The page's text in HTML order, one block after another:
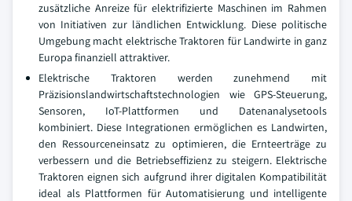
zusätzliche Anreize für elektrifizierte Maschinen im Rahmen
von Initiativen zur ländlichen Entwicklung. Diese politische
Umgebung macht elektrische Traktoren für Landwirte in ganz
Europa finanziell attraktiver.
Elektrische Traktoren werden zunehmend mit
Präzisionslandwirtschaftstechnologien wie GPS-Steuerung,
Sensoren, IoT-Plattformen und Datenanalysetools
kombiniert. Diese Integrationen ermöglichen es Landwirten,
den Ressourceneinsatz zu optimieren, die Ernteerträge zu
verbessern und die Betriebseffizienz zu steigern. Elektrische
Traktoren eignen sich aufgrund ihrer digitalen Kompatibilität
ideal als Plattformen für Automatisierung und intelligente